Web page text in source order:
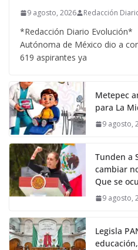
9 agosto, 2026 Redacción
*Redacción Diario Evolución*
Autónoma de México dio a
619 aspirantes ya
Metepec
para La
9 agosto,
Tunden a
cambiar
Que se
9 agosto,
Legisla